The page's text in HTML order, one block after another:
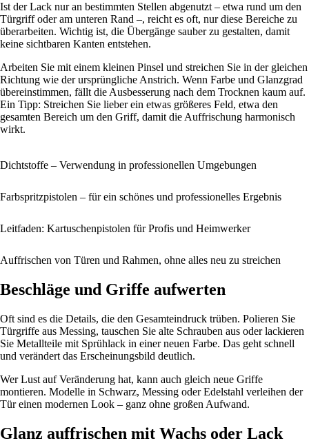
Ist der Lack nur an bestimmten Stellen abgenutzt – etwa rund um den
Türgriff oder am unteren Rand –, reicht es oft, nur diese Bereiche zu
überarbeiten. Wichtig ist, die Übergänge sauber zu gestalten, damit
keine sichtbaren Kanten entstehen.
Arbeiten Sie mit einem kleinen Pinsel und streichen Sie in der gleichen
Richtung wie der ursprüngliche Anstrich. Wenn Farbe und Glanzgrad
übereinstimmen, fällt die Ausbesserung nach dem Trocknen kaum auf.
Ein Tipp: Streichen Sie lieber ein etwas größeres Feld, etwa den
gesamten Bereich um den Griff, damit die Auffrischung harmonisch
wirkt.
Dichtstoffe – Verwendung in professionellen Umgebungen
Farbspritzpistolen – für ein schönes und professionelles Ergebnis
Leitfaden: Kartuschenpistolen für Profis und Heimwerker
Auffrischen von Türen und Rahmen, ohne alles neu zu streichen
Beschläge und Griffe aufwerten
Oft sind es die Details, die den Gesamteindruck trüben. Polieren Sie
Türgriffe aus Messing, tauschen Sie alte Schrauben aus oder lackieren
Sie Metallteile mit Sprühlack in einer neuen Farbe. Das geht schnell
und verändert das Erscheinungsbild deutlich.
Wer Lust auf Veränderung hat, kann auch gleich neue Griffe
montieren. Modelle in Schwarz, Messing oder Edelstahl verleihen der
Tür einen modernen Look – ganz ohne großen Aufwand.
Glanz auffrischen mit Wachs oder Lack